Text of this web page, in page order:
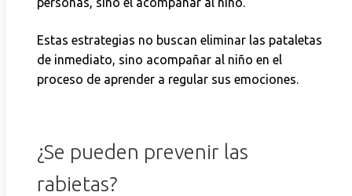
Estas estrategias no buscan eliminar las pataletas
de inmediato, sino acompañar al niño en el
proceso de aprender a regular sus emociones.
¿Se pueden prevenir las
rabietas?